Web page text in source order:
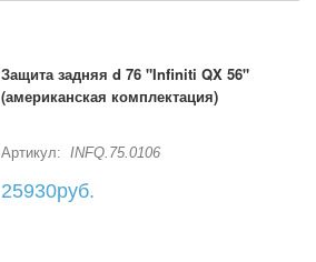
Защита задняя d 76 "Infiniti QX 56"
(американская комплектация)
Артикул: INFQ.75.0106
25930руб.